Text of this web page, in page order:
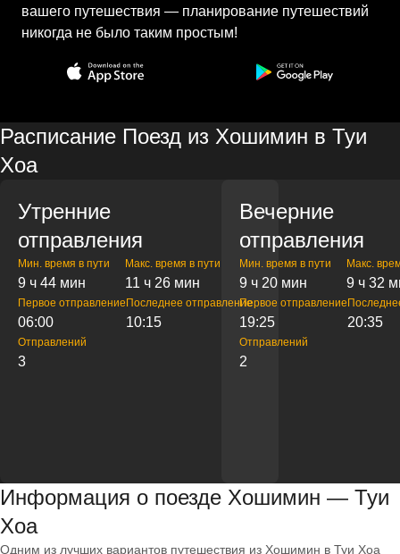
вашего путешествия — планирование путешествий
никогда не было таким простым!
Расписание Поезд из Хошимин в Туи
Хоа
Утренние
отправления
Мин. время в пути
9 ч 44 мин
Макс. время в пути
11 ч 26 мин
Первое отправление
06:00
Последнее отправление
10:15
Отправлений
3
Вечерние
отправления
Мин. время в пути
9 ч 20 мин
Макс.
9 ч 32
Первое отправление
19:25 20:35
Отправлений
2
Информация о поезде Хошимин — Туи
Хоа
Одним из лучших вариантов путешествия из Хошимин в Туи Хоа